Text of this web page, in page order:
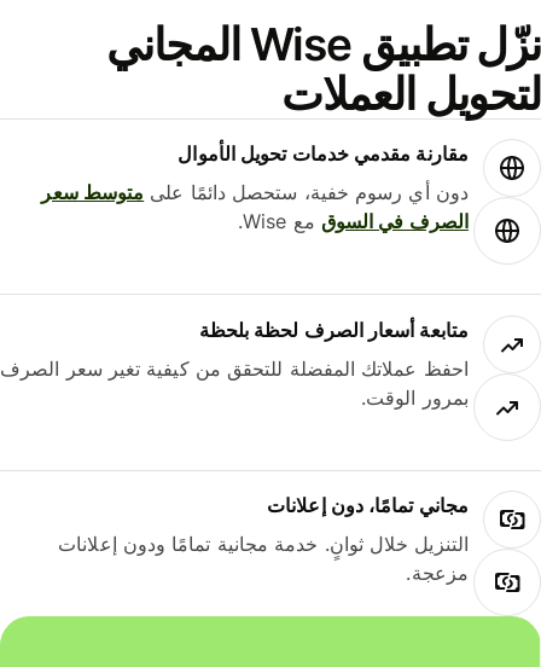
نزّل تطبيق Wise المجاني
العملات
مقارنة مقدمي خدمات تحويل الأموال
دون أي رسوم خفية، ستحصل دائمًا علىمتوسط ​​سعر
الصرف في السوقمع Wise.
متابعة أسعار الصرف لحظة بلحظة
احفظ عملاتك المفضلة للتحقق من كيفية تغير سعر الصرف
بمرور الوقت.
مجاني تمامًا، دون إعلانات
التنزيل خلال ثوانٍ. خدمة مجانية تمامًا ودون إعلانات
مزعجة.